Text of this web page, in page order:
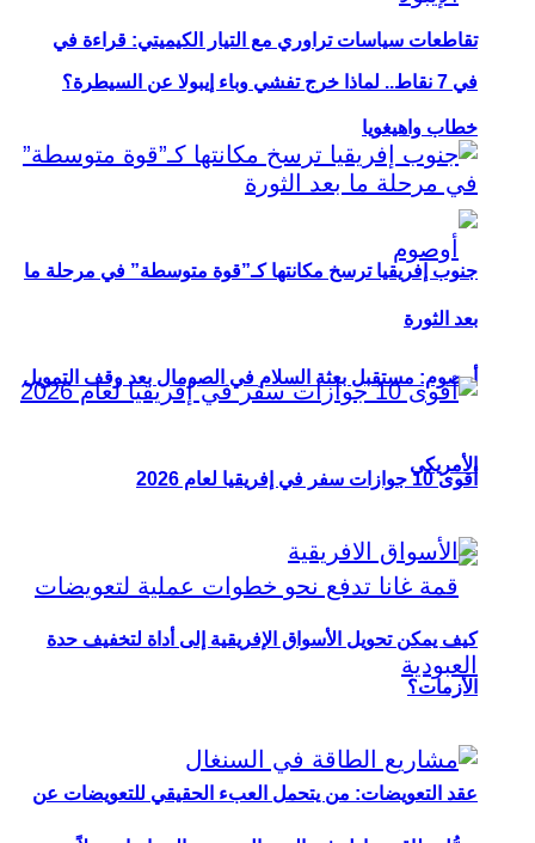
تقاطعات سياسات تراوري مع التيار الكيميتي: قراءة في
خطاب واهيغويا
أوصوم: مستقبل بعثة السلام في الصومال بعد وقف التمويل
الأمريكي
عقد التعويضات: من يتحمل العبء الحقيقي للتعويضات عن
في 7 نقاط.. لماذا خرج تفشي وباء إيبولا عن السيطرة؟
جنوب إفريقيا ترسخ مكانتها كـ”قوة متوسطة” في مرحلة ما
بعد الثورة
أقوى 10 جوازات سفر في إفريقيا لعام 2026
كيف يمكن تحويل الأسواق الإفريقية إلى أداة لتخفيف حدة
الأزمات؟